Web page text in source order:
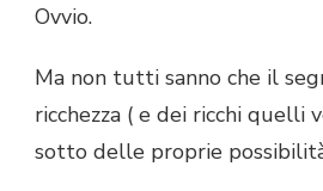
Ovvio.
Ma non tutti sanno che il
ricchezza ( e dei ricchi quelli
sotto delle proprie